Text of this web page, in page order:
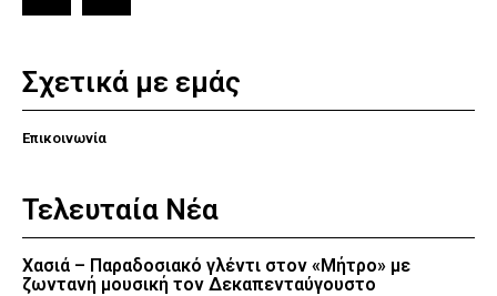
Σχετικά με εμάς
Επικοινωνία
Τελευταία Νέα
Χασιά – Παραδοσιακό γλέντι στον «Μήτρο» με
ζωντανή μουσική τον Δεκαπενταύγουστο